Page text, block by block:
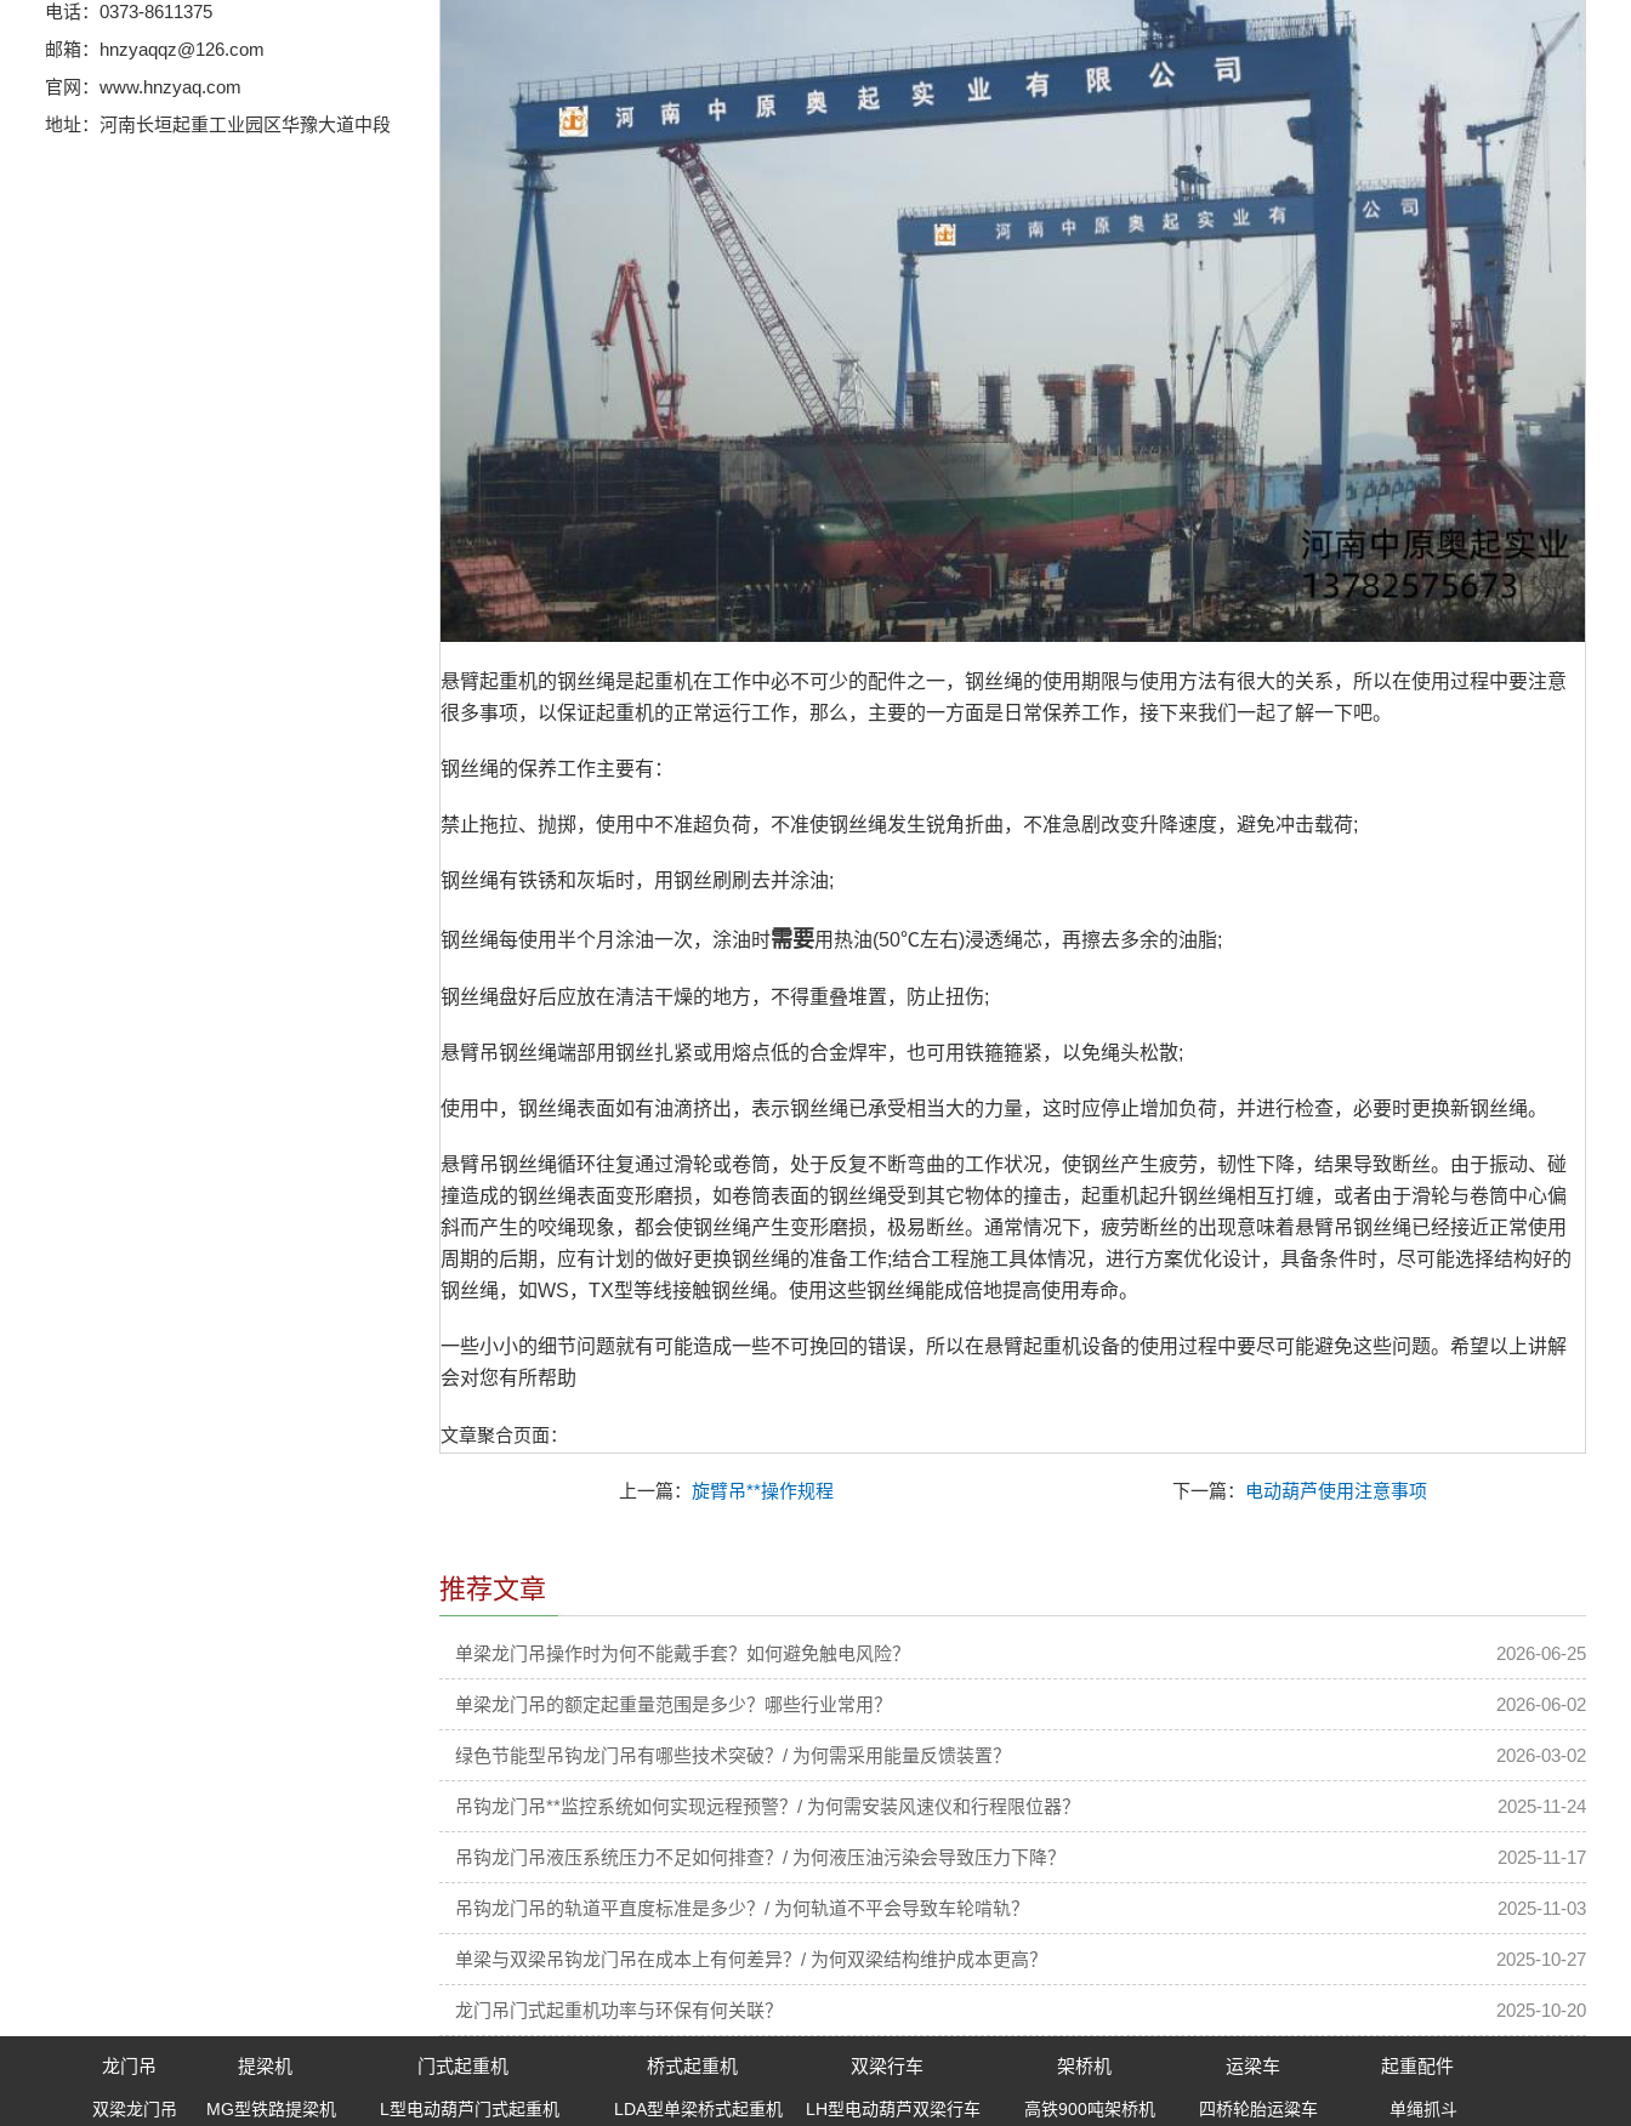
悬臂起重机的钢丝绳是起重机在工作中必不可少的配件之一，钢丝绳的使用期限与使用方法有很大的关系，所以在使用过程中要注意
很多事项，以保证起重机的正常运行工作，那么，主要的一方面是日常保养工作，接下来我们一起了解一下吧。
钢丝绳的保养工作主要有：
禁止拖拉、抛掷，使用中不准超负荷，不准使钢丝绳发生锐角折曲，不准急剧改变升降速度，避免冲击载荷;
钢丝绳有铁锈和灰垢时，用钢丝刷刷去并涂油;
钢丝绳每使用半个月涂油一次，涂油时需要用热油(50℃左右)浸透绳芯，再擦去多余的油脂;
钢丝绳盘好后应放在清洁干燥的地方，不得重叠堆置，防止扭伤;
悬臂吊钢丝绳端部用钢丝扎紧或用熔点低的合金焊牢，也可用铁箍箍紧，以免绳头松散;
使用中，钢丝绳表面如有油滴挤出，表示钢丝绳已承受相当大的力量，这时应停止增加负荷，并进行检查，必要时更换新钢丝绳。
悬臂吊钢丝绳循环往复通过滑轮或卷筒，处于反复不断弯曲的工作状况，使钢丝产生疲劳，韧性下降，结果导致断丝。由于振动、碰
撞造成的钢丝绳表面变形磨损，如卷筒表面的钢丝绳受到其它物体的撞击，起重机起升钢丝绳相互打缠，或者由于滑轮与卷筒中心偏
斜而产生的咬绳现象，都会使钢丝绳产生变形磨损，极易断丝。通常情况下，疲劳断丝的出现意味着悬臂吊钢丝绳已经接近正常使用
周期的后期，应有计划的做好更换钢丝绳的准备工作;结合工程施工具体情况，进行方案优化设计，具备条件时，尽可能选择结构好的
钢丝绳，如WS，TX型等线接触钢丝绳。使用这些钢丝绳能成倍地提高使用寿命。
一些小小的细节问题就有可能造成一些不可挽回的错误，所以在悬臂起重机设备的使用过程中要尽可能避免这些问题。希望以上讲解
会对您有所帮助
文章聚合页面：
上一篇： 旋臂吊**操作规程 下一篇： 电动葫芦使用注意事项
推荐文章
单梁龙门吊操作时为何不能戴手套？如何避免触电风险？ 2026-06-25
单梁龙门吊的额定起重量范围是多少？哪些行业常用？ 2026-06-02
绿色节能型吊钩龙门吊有哪些技术突破？/ 为何需采用能量反馈装置？ 2026-03-02
吊钩龙门吊**监控系统如何实现远程预警？/ 为何需安装风速仪和行程限位器？ 2025-11-24
吊钩龙门吊液压系统压力不足如何排查？/ 为何液压油污染会导致压力下降？ 2025-11-17
吊钩龙门吊的轨道平直度标准是多少？/ 为何轨道不平会导致车轮啃轨？ 2025-11-03
单梁与双梁吊钩龙门吊在成本上有何差异？/ 为何双梁结构维护成本更高？ 2025-10-27
龙门吊门式起重机功率与环保有何关联？ 2025-10-20
电话：0373-8611375
邮箱：hnzyaqqz@126.com
官网：www.hnzyaq.com
地址：河南长垣起重工业园区华豫大道中段
龙门吊
双梁龙门吊
提梁机
MG型铁路提梁机
门式起重机
L型电动葫芦门式起重机
桥式起重机
LDA型单梁桥式起重机
双梁行车
LH型电动葫芦双梁行车
架桥机
高铁900吨架桥机
运梁车
四桥轮胎运粱车
起重配件
单绳抓斗